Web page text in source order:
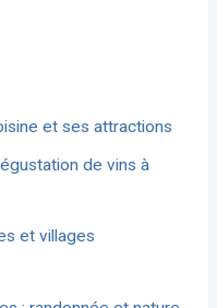
et ses attractions
de vins à
et villages